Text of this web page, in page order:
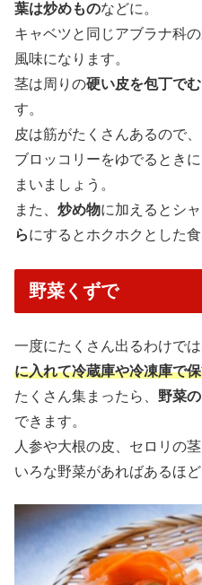
葉は炒めものなどに。
キャベツと同じアブラナ科
風味になります。
茎は周りの硬い皮を包丁で
す。
皮は筋がたくさんあるので
ブロッコリーをゆでるときに
まいましょう。
また、 炒め物に加えるとシ
らにするとホクホクとした食
野菜くずで
一度にたくさん出るわけで
に入れて冷蔵庫や冷凍庫で
たくさん集まったら、 野菜
できます。
人参や大根の皮、セロリの
いろな野菜があればあるほ